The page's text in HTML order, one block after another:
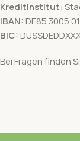
Kreditinstitut:
IBAN: DE85 3005
BIC:
Bei Fragen finden